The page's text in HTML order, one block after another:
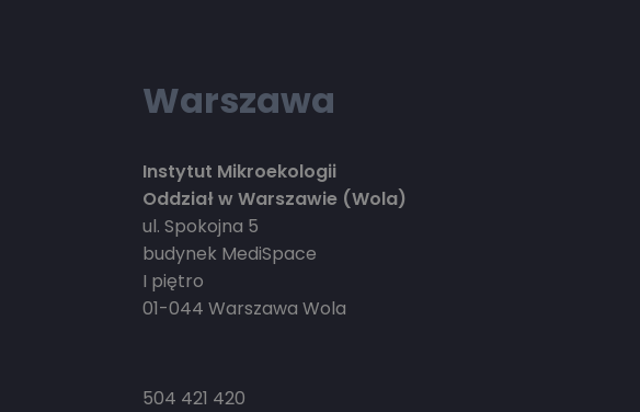
Warszawa
Instytut Mikroekologii
Oddział w Warszawie (Wola)
ul. Spokojna 5
budynek MediSpace
I piętro
01-044 Warszawa Wola
504 421 420